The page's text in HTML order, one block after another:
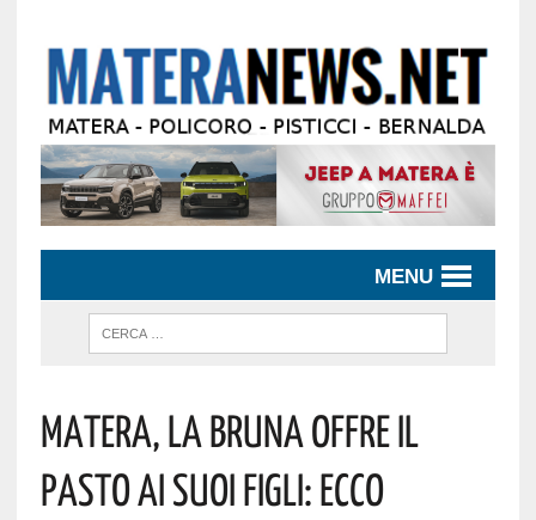
MENU
Matera, La Bruna Offre Il
Pasto Ai Suoi Figli: Ecco